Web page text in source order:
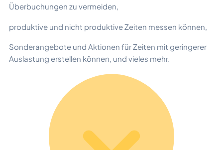
Überbuchungen zu vermeiden,
produktive und nicht produktive Zeiten messen können,
Sonderangebote und Aktionen für Zeiten mit geringerer
Auslastung erstellen können, und vieles mehr.